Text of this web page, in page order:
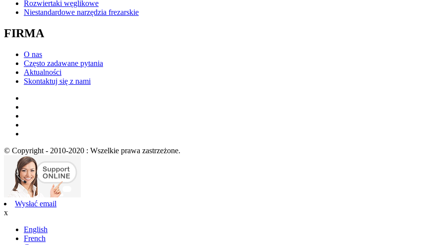
Rozwiertaki węglikowe
Niestandardowe narzędzia frezarskie
FIRMA
O nas
Często zadawane pytania
Aktualności
Skontaktuj się z nami
© Copyright - 2010-2020 : Wszelkie prawa zastrzeżone.
Wysłać email
x
English
French